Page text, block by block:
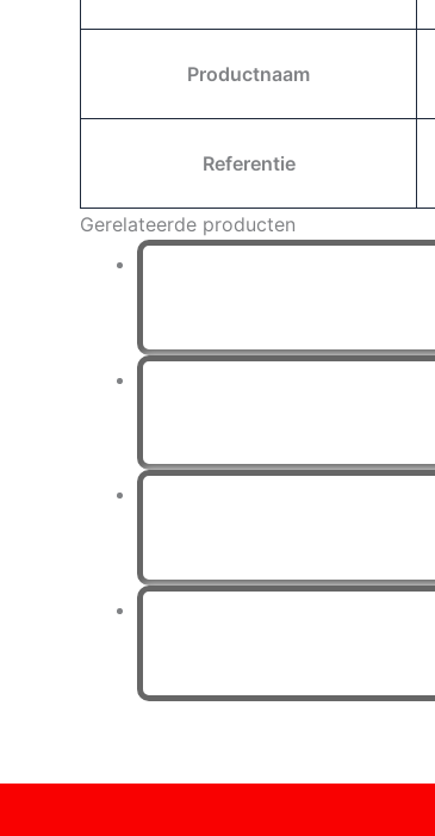
Productnaam
Referentie
Gerelateerde producten